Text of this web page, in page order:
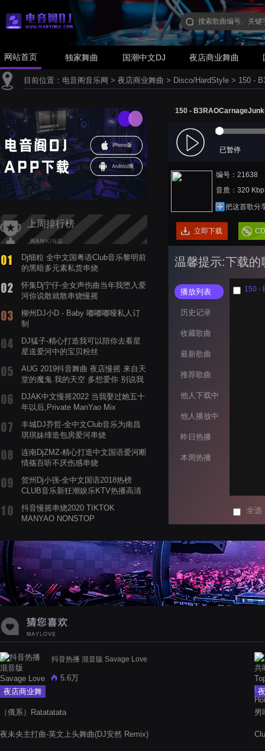
网站首页 独家舞曲 国潮中文DJ 夜店商业舞曲
目前位置： 电音阁音乐网 > 夜店商业舞曲 > Disco/HardStyle > 150 -
上周排行榜
Dj细粒 全中文国粤语Club音乐黎明前
的黑暗多元素私货串烧
怀集Dj宁仔-全女声伤曲当年我堕入爱
河你说散就散串烧慢摇
柳州DJ小D - Baby 嘟嘟嘟哑私人订
制
DJ猛子-精心打造我可以陪你去看星
星送爱河中的宝贝粉丝
AUG 2019抖音舞曲 夜店慢摇 来自天
堂的魔鬼 我的天空 多想爱你 别说我
DJAK中文慢摇2022 当我娶过她五十
年以后,Private ManYao Mix
丰城DJ乔哲-全中文Club音乐为南昌
琪琪妹缔造包房爱河串烧
连南DjZMZ-精心打造中文国语爱河断
情殇百听不厌伤感串烧
贺州Dj小强-全中文国语2018热榜
CLUB音乐新狂潮娱乐KTV热播高清
抖音慢摇串烧2020 TIKTOK
MANYAO NONSTOP
蝉爸爸妈妈爱存在夏天的风是想你的
声音啊
150 -
已暂停
编号：21638
音质：320
把这首歌分
立即下载
温馨提示:下载的
播放列表
历史记录
收藏歌曲
最新歌曲
推荐歌曲
他人下载中
他人播放中
昨日热播
本周热播
150 -
全选
夜店商业舞
抖音热播 混音版 Savage Love
5.6万
（俄系）Ratatatata
夜未央主打曲-英文上头舞曲(DJ安然 Remix)
男